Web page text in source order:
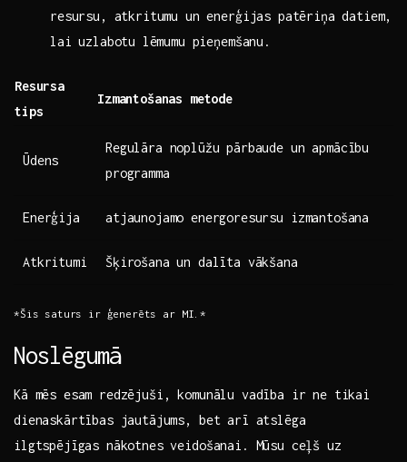
resursu, atkritumu un enerģijas‍ patēriņa datiem,
lai uzlabotu ⁣lēmumu pieņemšanu.
Resursa
tips
Izmantošanas metode
Ūdens
Regulāra noplūžu pārbaude un apmācību
programma
Enerģija atjaunojamo energoresursu izmantošana
Atkritumi Šķirošana un dalīta vākšana
*Šis saturs ir ģenerēts ​ar ‌MI.*
Noslēgumā
Kā mēs esam redzējuši,​ komunālu vadība ir ne tikai
dienaskārtības jautājums, bet arī atslēga
ilgtspējīgas​ nākotnes veidošanai. Mūsu ‍ceļš uz